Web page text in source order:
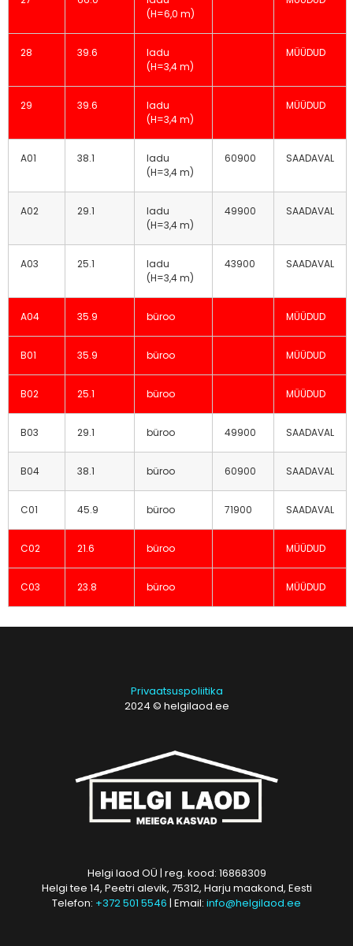
(H=6,0 m)
28 39.6
ladu
(H=3,4 m)
MÜÜDUD
29 39.6
ladu
(H=3,4 m)
MÜÜDUD
A01 38.1
ladu
(H=3,4 m)
60900 SAADAVAL
A02 29.1
ladu
(H=3,4 m)
49900 SAADAVAL
A03 25.1
ladu
(H=3,4 m)
43900 SAADAVAL
A04 35.9 büroo MÜÜDUD
B01 35.9 büroo MÜÜDUD
B02 25.1 büroo MÜÜDUD
B03 29.1 büroo 49900 SAADAVAL
B04 38.1 büroo 60900 SAADAVAL
C01 45.9 büroo 71900 SAADAVAL
C02 21.6 büroo MÜÜDUD
C03 23.8 büroo MÜÜDUD
Privaatsuspoliitika
2024 © helgilaod.ee
Helgi laod OÜ | reg. kood: 16868309
Helgi tee 14, Peetri alevik, 75312, Harju maakond, Eesti
Telefon: +372 501 5546 | Email: info@helgilaod.ee